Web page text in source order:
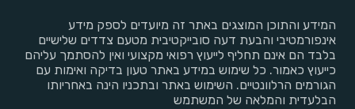
המידע והתוכן המוצגים באתר זה מיועדים לספק מידע
אינפורמטיבי והבעת דעה סובייקטיבית מטעם צדדים שלישיים
בלבד הם אינם תחליף לייעוץ רפואי מקצועי ואין להסתמך עליהם
כייעוץ כאמור. כל שימוש במידע באתר טעון בדיקה ואימות עם
הגורמים הרלוונטיים. השימוש באתר ובתכניו הינה באחריותו
הבלעדית והמלאה של המשתמש